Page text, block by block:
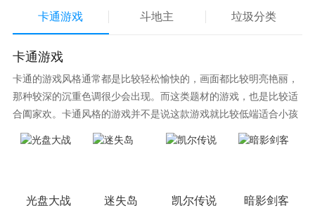
卡通游戏 斗地主 垃圾分类
卡通游戏
卡通的游戏风格通常都是比较轻松愉快的，画面都比较明亮艳丽，
那种较深的沉重色调很少会出现。而这类题材的游戏，也是比较适
合阖家欢。卡通风格的游戏并不是说这款游戏就比较低端适合小孩
子玩，因为很多游戏厂商会故意把游戏中添加进入卡通元素，这也
光盘大战 迷失岛 凯尔传说 暗影剑客